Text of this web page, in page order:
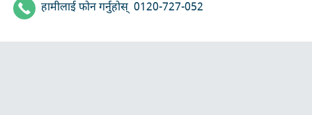
हामीलाई फोन गर्नुहोस् 0120-727-052